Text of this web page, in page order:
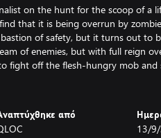
on the hunt for the scoop of a
that it is being overrun by
of safety, but it turns out to
of enemies, but with full reign
fight off the flesh-hungry mob
από
13/